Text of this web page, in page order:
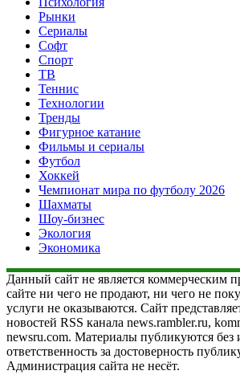
Рынки
Сериалы
Софт
Спорт
ТВ
Теннис
Технологии
Тренды
Фигурное катание
Фильмы и сериалы
Футбол
Хоккей
Чемпионат мира по футболу 2026
Шахматы
Шоу-бизнес
Экология
Экономика
Данный сайт не является коммерческим
сайте ни чего не продают, ни чего не
услуги не оказываются. Сайт
новостей RSS канала news.rambler.ru,
newsru.com. Материалы публикуются без
ответственность за достоверность
Администрация сайта не несёт.